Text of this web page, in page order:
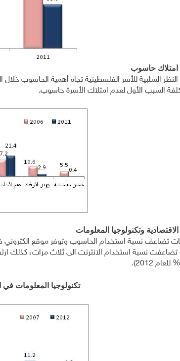
حاسوب
السلبية للأسر الفلسطينية تجاه أهمية الحاسوب
السبب الأول لعدم امتلاك الأسرة حاسوب.
وتكنولوجيا المعلومات
تكنولوجيا المعلومات